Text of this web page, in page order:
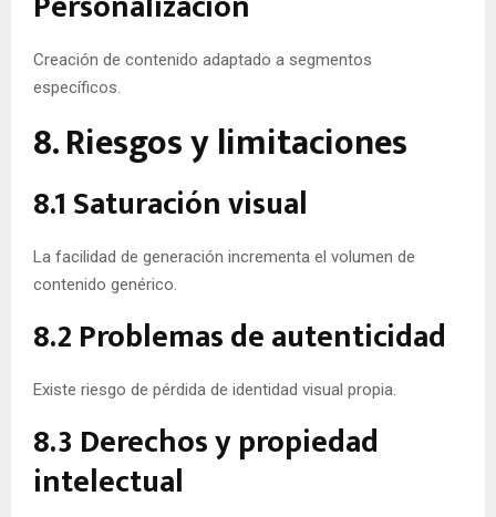
Creación de contenido adaptado a segmentos
específicos.
8. Riesgos y limitaciones
8.1 Saturación visual
La facilidad de generación incrementa el volumen de
contenido genérico.
8.2 Problemas de autenticidad
Existe riesgo de pérdida de identidad visual propia.
8.3 Derechos y propiedad
intelectual